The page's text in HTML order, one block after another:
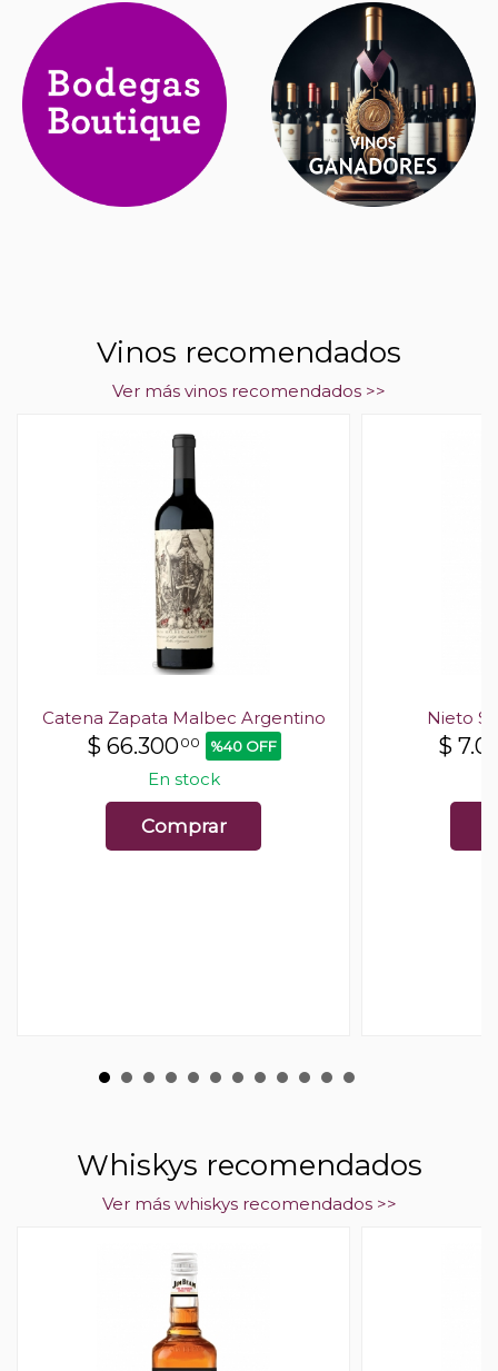
Vinos recomendados
Ver más vinos recomendados >>
Catena Zapata Malbec Argentino
$ 66.30000 %40 OFF
En stock
Comprar
Nieto
$
Whiskys recomendados
Ver más whiskys recomendados >>